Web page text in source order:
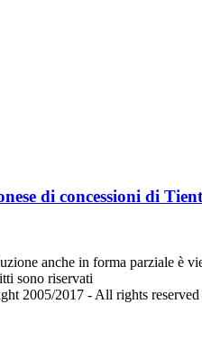
di concessioni di
anche in forma parziale è
sono riservati
2005/2017 - All rights reserved